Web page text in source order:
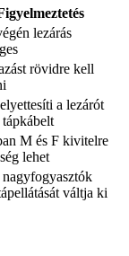
lezárás
rövidre kell
a lezárót
M és F kivitelre
lehet
váltja ki